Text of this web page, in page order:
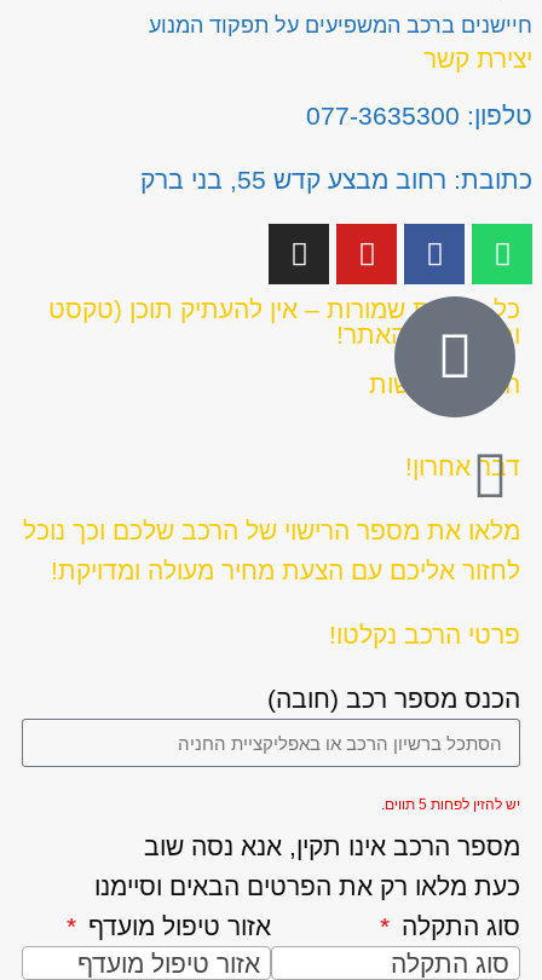
חיישנים ברכב המשפיעים על תפקוד המנוע
יצירת קשר
טלפון: 077-3635300
כתובת: רחוב מבצע קדש 55, בני ברק
כל הזכויות שמורות – אין להעתיק תוכן (טקסט
ותמונות) מהאתר!
הצהרת נגישות
דבר אחרון!
מלאו את מספר הרישוי של הרכב שלכם וכך נוכל
לחזור אליכם עם הצעת מחיר מעולה ומדויקת!
פרטי הרכב נקלטו!
הכנס מספר רכב (חובה)
יש להזין לפחות 5 תווים.
מספר הרכב אינו תקין, אנא נסה שוב
כעת מלאו רק את הפרטים הבאים וסיימנו
סוג התקלה
סוג התקלה
אזור טיפול מועדף
אזור טיפול מועדף